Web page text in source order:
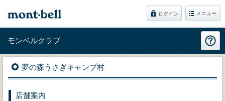
ログイン メニュー
モンベルクラブ
夢の森うさぎキャンプ村
店舗案内